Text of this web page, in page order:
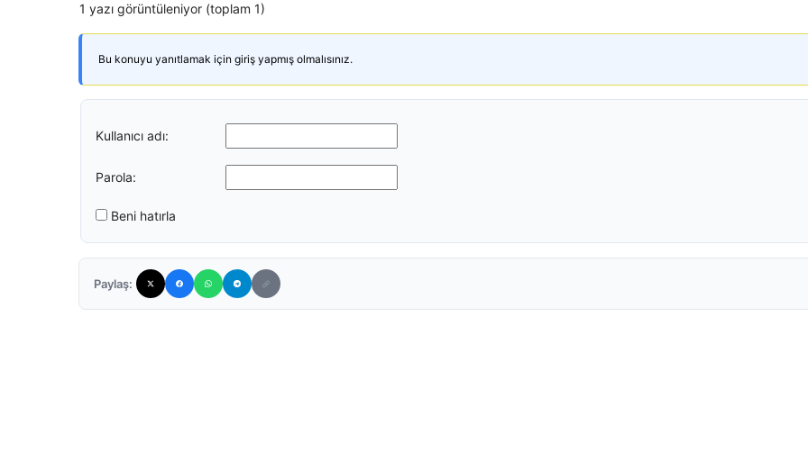
1 yazı görüntüleniyor (toplam 1)
Bu konuyu yanıtlamak için giriş yapmış olmalısınız.
Kullanıcı adı:
Parola:
Beni hatırla
Paylaş: